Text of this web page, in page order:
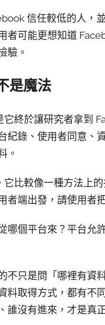
信任較低的人，
者可能更想知道
驗。
是魔法
終於讓研究者拿到
紀錄、使用者同意、
。
比較像一種方法上
者端出發，請使用者
哪個平台來？平台允
不只是問「哪裡有資
料取得方式，都有不
誰沒有進來，才是真